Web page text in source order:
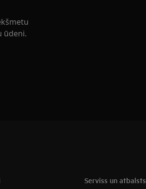
ūdeni.
Serviss un atbalsts